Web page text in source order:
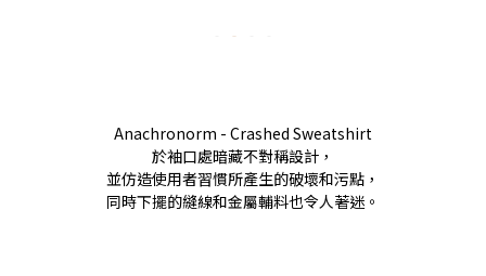
Anachronorm - Crashed Sweatshirt
於袖口處暗藏不對稱設計，
並仿造使用者習慣所產生的破壞和污點，
同時下擺的縫線和金屬輔料也令人著迷。